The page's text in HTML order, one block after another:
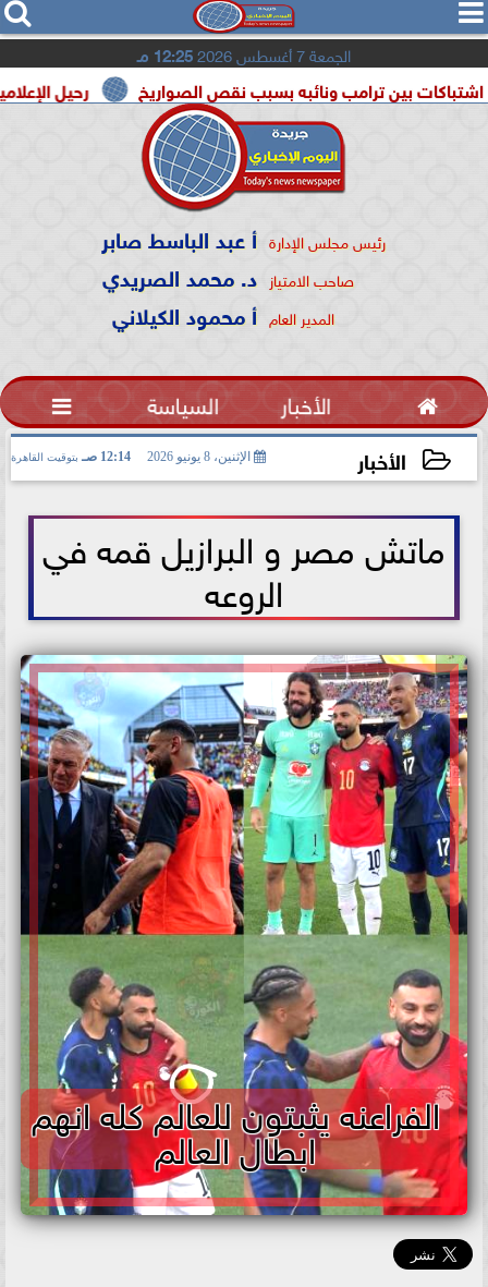
  
الجمعة 7 أغسطس 2026 12:25 مـ
رحيل الإعلامية سونيا ترامب ونائبه بسبب نقص الصواريخ
رئيس مجلس الإدارة أ عبد الباسط صابر
صاحب الامتياز د. محمد الصريدي
المدير العام أ محمود الكيلاني
 الأخبار السياسة 
الأخبار الإثنين، 8 يونيو 2026 12:14 صـ بتوقيت القاهرة
ماتش مصر و البرازيل قمه في
الروعه
الفراعنه يثبتون للعالم كله انهم
ابطال العالم